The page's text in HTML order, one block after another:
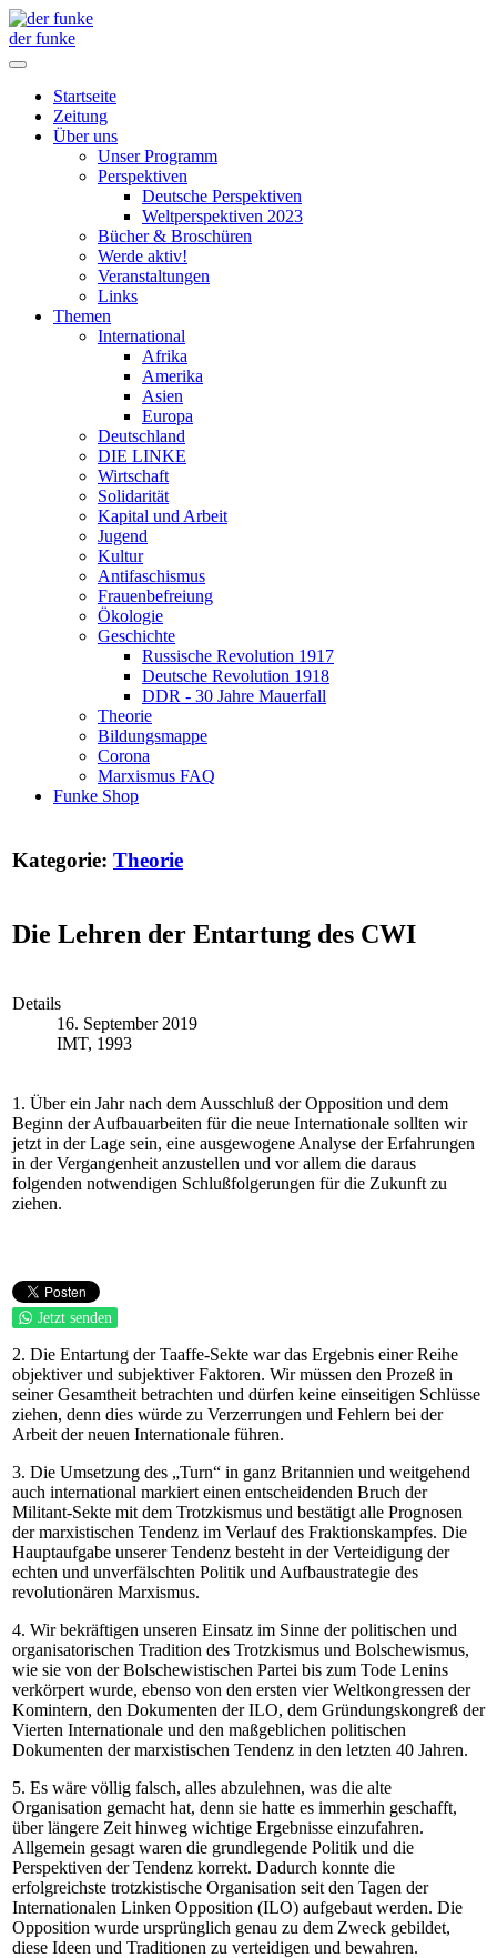
der funke
Startseite
Zeitung
Über uns
Unser Programm
Perspektiven
Deutsche Perspektiven
Weltperspektiven 2023
Bücher & Broschüren
Werde aktiv!
Veranstaltungen
Links
Themen
International
Afrika
Amerika
Asien
Europa
Deutschland
DIE LINKE
Wirtschaft
Solidarität
Kapital und Arbeit
Jugend
Kultur
Antifaschismus
Frauenbefreiung
Ökologie
Geschichte
Russische Revolution 1917
Deutsche Revolution 1918
DDR - 30 Jahre Mauerfall
Theorie
Bildungsmappe
Corona
Marxismus FAQ
Funke Shop
Kategorie: Theorie
Die Lehren der Entartung des CWI
Details
16. September 2019
IMT, 1993
1. Über ein Jahr nach dem Ausschluß der Opposition und dem
Beginn der Aufbauarbeiten für die neue Internationale sollten wir
jetzt in der Lage sein, eine ausgewogene Analyse der Erfahrungen
in der Vergangenheit anzustellen und vor allem die daraus
folgenden notwendigen Schlußfolgerungen für die Zukunft zu
ziehen.
Jetzt senden
2. Die Entartung der Taaffe-Sekte war das Ergebnis einer Reihe
objektiver und subjektiver Faktoren. Wir müssen den Prozeß in
seiner Gesamtheit betrachten und dürfen keine einseitigen Schlüsse
ziehen, denn dies würde zu Verzerrungen und Fehlern bei der
Arbeit der neuen Internationale führen.
3. Die Umsetzung des „Turn“ in ganz Britannien und weitgehend
auch international markiert einen entscheidenden Bruch der
Militant-Sekte mit dem Trotzkismus und bestätigt alle Prognosen
der marxistischen Tendenz im Verlauf des Fraktionskampfes. Die
Hauptaufgabe unserer Tendenz besteht in der Verteidigung der
echten und unverfälschten Politik und Aufbaustrategie des
revolutionären Marxismus.
4. Wir bekräftigen unseren Einsatz im Sinne der politischen und
organisatorischen Tradition des Trotzkismus und Bolschewismus,
wie sie von der Bolschewistischen Partei bis zum Tode Lenins
verkörpert wurde, ebenso von den ersten vier Weltkongressen der
Komintern, den Dokumenten der ILO, dem Gründungskongreß der
Vierten Internationale und den maßgeblichen politischen
Dokumenten der marxistischen Tendenz in den letzten 40 Jahren.
5. Es wäre völlig falsch, alles abzulehnen, was die alte
Organisation gemacht hat, denn sie hatte es immerhin geschafft,
über längere Zeit hinweg wichtige Ergebnisse einzufahren.
Allgemein gesagt waren die grundlegende Politik und die
Perspektiven der Tendenz korrekt. Dadurch konnte die
erfolgreichste trotzkistische Organisation seit den Tagen der
Internationalen Linken Opposition (ILO) aufgebaut werden. Die
Opposition wurde ursprünglich genau zu dem Zweck gebildet,
diese Ideen und Traditionen zu verteidigen und bewahren.